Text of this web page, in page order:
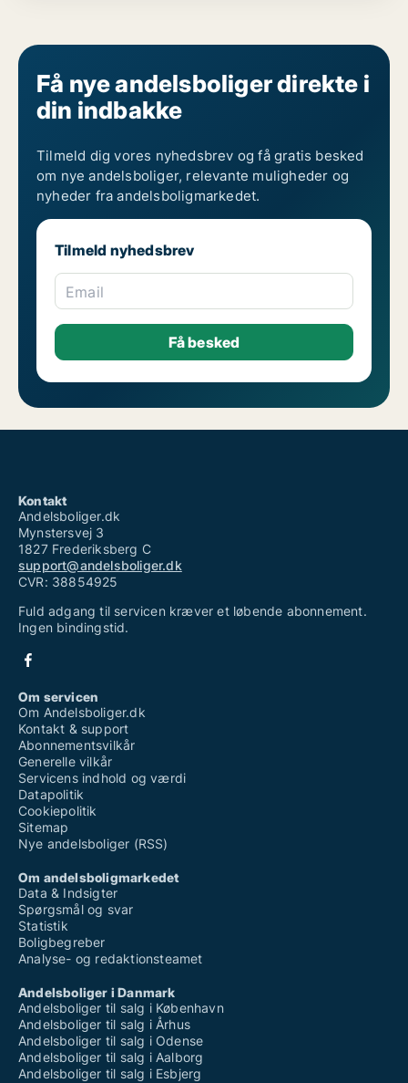
Få nye andelsboliger direkte i
din indbakke
Tilmeld dig vores nyhedsbrev og få gratis besked
om nye andelsboliger, relevante muligheder og
nyheder fra andelsboligmarkedet.
Tilmeld nyhedsbrev
Email
Kontakt
Andelsboliger.dk
Mynstersvej 3
1827 Frederiksberg C
support@andelsboliger.dk
CVR: 38854925
Fuld adgang til servicen kræver et løbende abonnement.
Ingen bindingstid.
Om servicen
Om Andelsboliger.dk
Kontakt & support
Abonnementsvilkår
Generelle vilkår
Servicens indhold og værdi
Datapolitik
Cookiepolitik
Sitemap
Nye andelsboliger (RSS)
Om andelsboligmarkedet
Data & Indsigter
Spørgsmål og svar
Statistik
Boligbegreber
Analyse- og redaktionsteamet
Andelsboliger i Danmark
Andelsboliger til salg i København
Andelsboliger til salg i Århus
Andelsboliger til salg i Odense
Andelsboliger til salg i Aalborg
Andelsboliger til salg i Esbjerg